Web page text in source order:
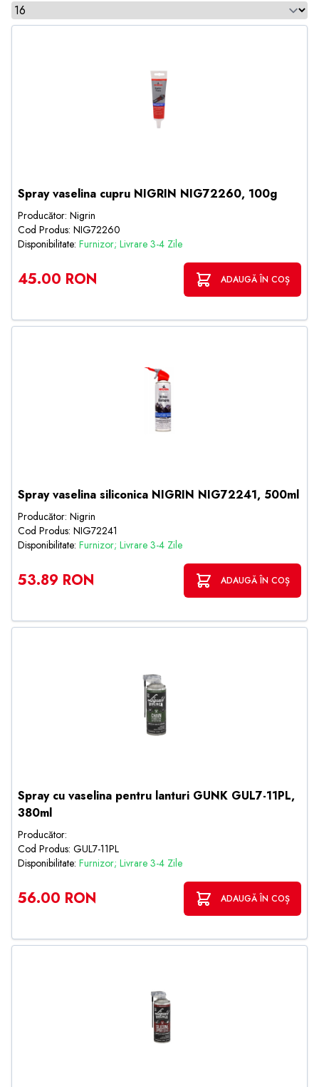
Spray vaselina cupru NIGRIN NIG72260, 100g
Producător: Nigrin
Cod Produs: NIG72260
Disponibilitate: Furnizor; Livrare 3-4 Zile
45.00 RON ADAUGĂ ÎN COȘ
Spray vaselina siliconica NIGRIN NIG72241, 500ml
Producător: Nigrin
Cod Produs: NIG72241
Disponibilitate: Furnizor; Livrare 3-4 Zile
53.89 RON ADAUGĂ ÎN COȘ
Spray cu vaselina pentru lanturi GUNK GUL7-11PL,
380ml
Producător:
Cod Produs: GUL7-11PL
Disponibilitate: Furnizor; Livrare 3-4 Zile
56.00 RON ADAUGĂ ÎN COȘ